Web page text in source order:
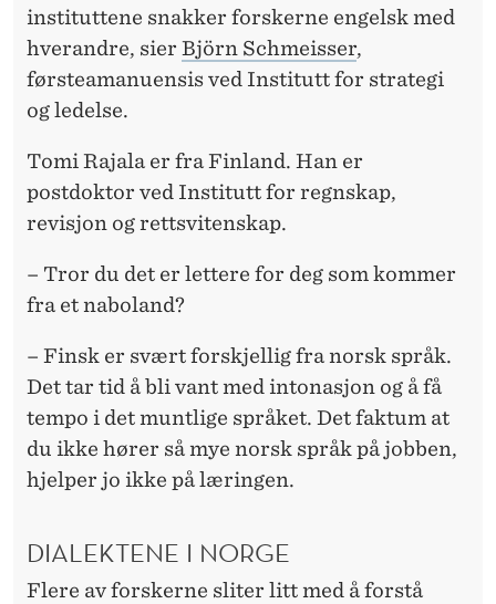
instituttene snakker forskerne engelsk med
hverandre, sier Björn Schmeisser,
førsteamanuensis ved Institutt for strategi
og ledelse.
Tomi Rajala er fra Finland. Han er
postdoktor ved Institutt for regnskap,
revisjon og rettsvitenskap.
– Tror du det er lettere for deg som kommer
fra et naboland?
– Finsk er svært forskjellig fra norsk språk.
Det tar tid å bli vant med intonasjon og å få
tempo i det muntlige språket. Det faktum at
du ikke hører så mye norsk språk på jobben,
hjelper jo ikke på læringen.
DIALEKTENE I NORGE
Flere av forskerne sliter litt med å forstå